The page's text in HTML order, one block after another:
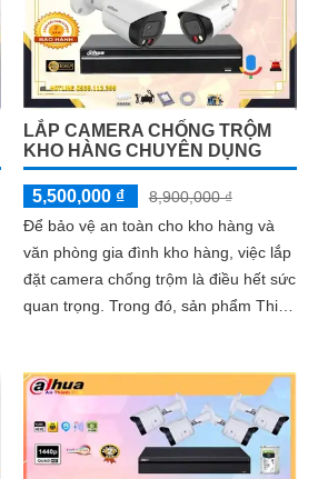
LẮP CAMERA CHỐNG TRỘM
KHO HÀNG CHUYÊN DỤNG
5,500,000 ₫
8,900,000 ₫
Để bảo vệ an toàn cho kho hàng và
văn phòng gia đình kho hàng, việc lắp
đặt camera chống trộm là điều hết sức
quan trọng. Trong đó, sản phẩm Thiết
lựa chọn thông minh